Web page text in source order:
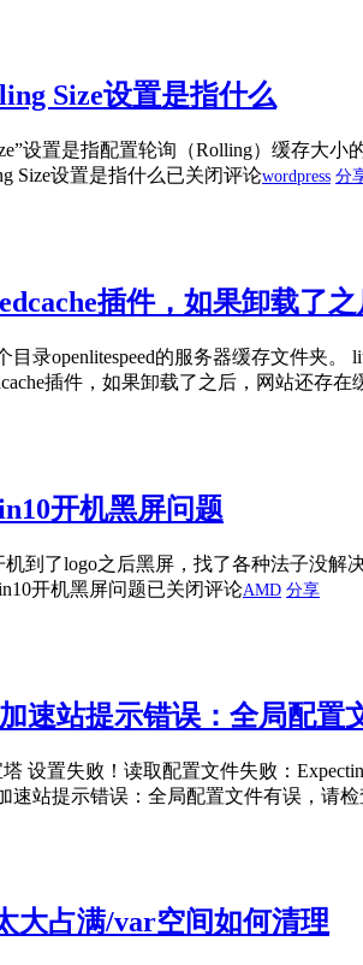
Size设置是指什么
设置是指配置轮询（Rolling）缓存大
Size设置是指什么已关闭评论wordpress 分
插件，如果卸载了
目录openlitespeed的服务器缓存文件夹
插件，如果卸载了之后，网站还存
开机黑屏问题
到了logo之后黑屏，找了各种法子没
开机黑屏问题已关闭评论AMD 分享
速站提示错误：全局配置
设置失败！读取配置文件失败：
速站提示错误：全局配置文件有误，请检
大占满/var空间如何清理